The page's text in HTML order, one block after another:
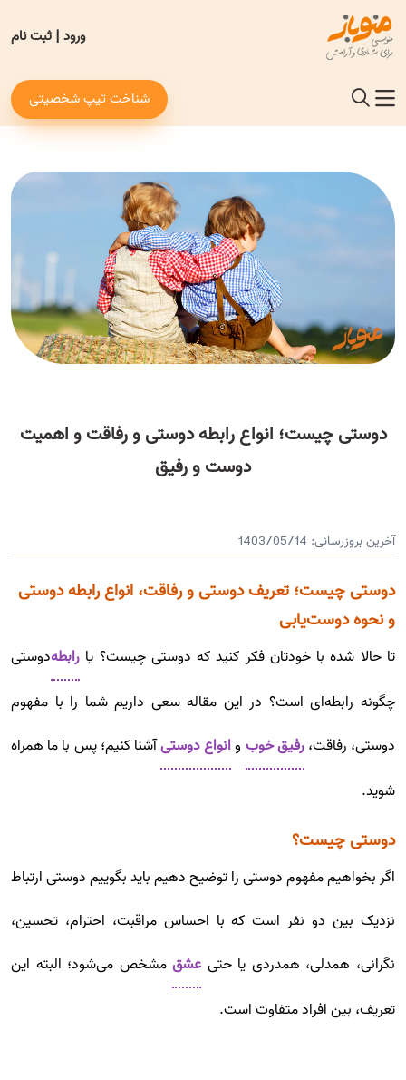
ورود| ثبت نام
شناخت تیپ شخصیتی
دوستی چیست؛ انواع رابطه دوستی و رفاقت و اهمیت
دوست و رفیق
آخرین بروزرسانی: 1403/05/14
دوستی چیست؛ تعریف دوستی و رفاقت، انواع رابطه دوستی
و نحوه دوست‌یابی
تا حالا شده با خودتان فکر کنید که دوستی چیست؟ یا رابطهدوستی
چگونه رابطه‌ای است؟ در این مقاله سعی داریم شما را با مفهوم
دوستی، رفاقت،رفیق خوب وانواع دوستیآشنا کنیم؛ پس با ما همراه
شوید.
دوستی چیست؟
اگر بخواهیم مفهوم دوستی را توضیح دهیم باید بگوییم دوستی ارتباط
نزدیک بین دو نفر است که با احساس مراقبت، احترام، تحسین،
نگرانی، همدلی، همدردی یا حتی عشقمشخص می‌شود؛ البته این
تعریف، بین افراد متفاوت است.